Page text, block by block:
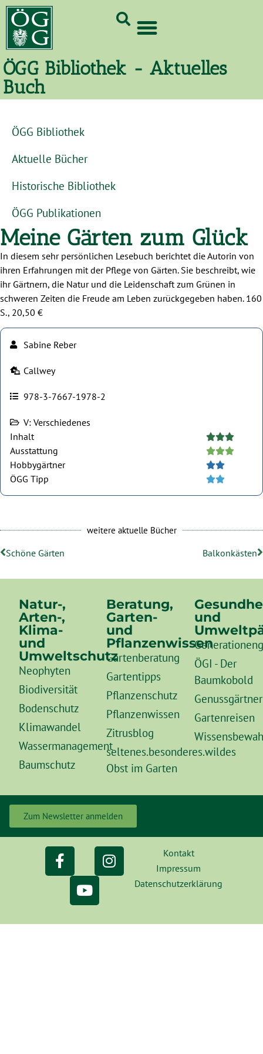
ÖGG Bibliothek - Aktuelles
Buch
ÖGG Bibliothek
Aktuelle Bücher
Historische Bibliothek
ÖGG Publikationen
Meine Gärten zum Glück
In diesem sehr persönlichen Lesebuch berichtet die Autorin von
ihren Erfahrungen mit der Pflege von Gärten. Sie beschreibt, wie
ihr Gärtnern, die Natur und die Leidenschaft zum Grünen in
schweren Zeiten die Freude am Leben zurückgegeben haben. 160
S., 20,50 €
Sabine Reber
Callwey
978-3-7667-1978-2
V: Verschiedenes
Inhalt

Ausstattung 
Hobbygärtner 
ÖGG Tipp 
weitere aktuelle Bücher
Schöne Gärten Balkonkästen
Natur-,
Arten-,
Klima-
und
Umweltschutz
Neophyten
Biodiversität
Bodenschutz
Klimawandel
Wassermanagement
Baumschutz
Beratung,
Garten-
und
Pflanzenwissen
Gartenberatung
Gartentipps
Pflanzenschutz
Pflanzenwissen
Zitrusblog
seltenes.besonderes.wildes
Obst im Garten
und
ÖGI - Der
Baumkobold
Gartenreisen
Zum Newsletter anmelden
Kontakt
Impressum
Datenschutzerklärung